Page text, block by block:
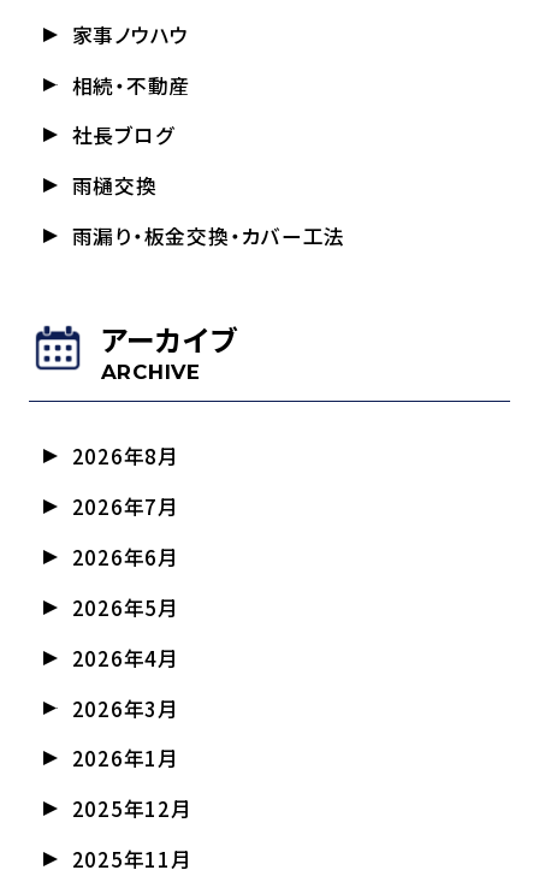
家事ノウハウ
相続・不動産
社長ブログ
雨樋交換
雨漏り・板金交換・カバー工法
アーカイブ
ARCHIVE
2026年8月
2026年7月
2026年6月
2026年5月
2026年4月
2026年3月
2026年1月
2025年12月
2025年11月